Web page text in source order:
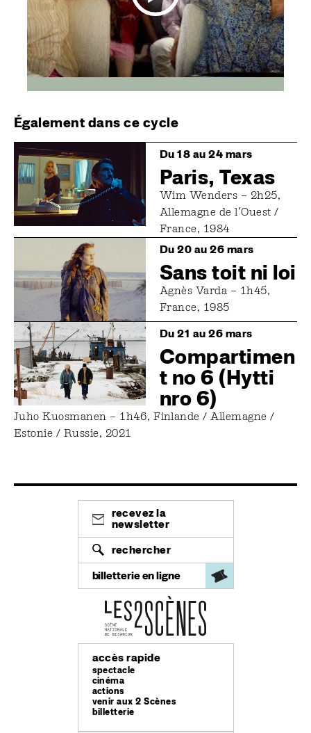
Également dans ce cycle
Image Du 18 au 24 mars
Paris, Texas
Wim Wenders – 2h25,
Allemagne de l’Ouest /
France, 1984
Du 20 au 26 mars
Sans toit ni loi
Agnès Varda – 1h45,
France, 1985
Image
Du 21 au 26 mars
Compartimen
t no 6 (Hytti
nro 6)
Juho Kuosmanen – 1h46, Finlande / Allemagne /
Estonie / Russie, 2021
recevez la
newsletter
rechercher
billetterie en ligne
accès rapide
spectacle
cinéma
actions
venir aux 2 Scènes
billetterie